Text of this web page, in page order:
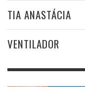
TIA ANASTÁCIA
VENTILADOR